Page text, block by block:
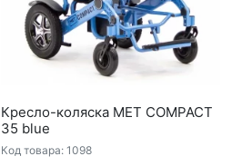
Кресло-коляска MET COMPACT
35 blue
Код товара: 1098